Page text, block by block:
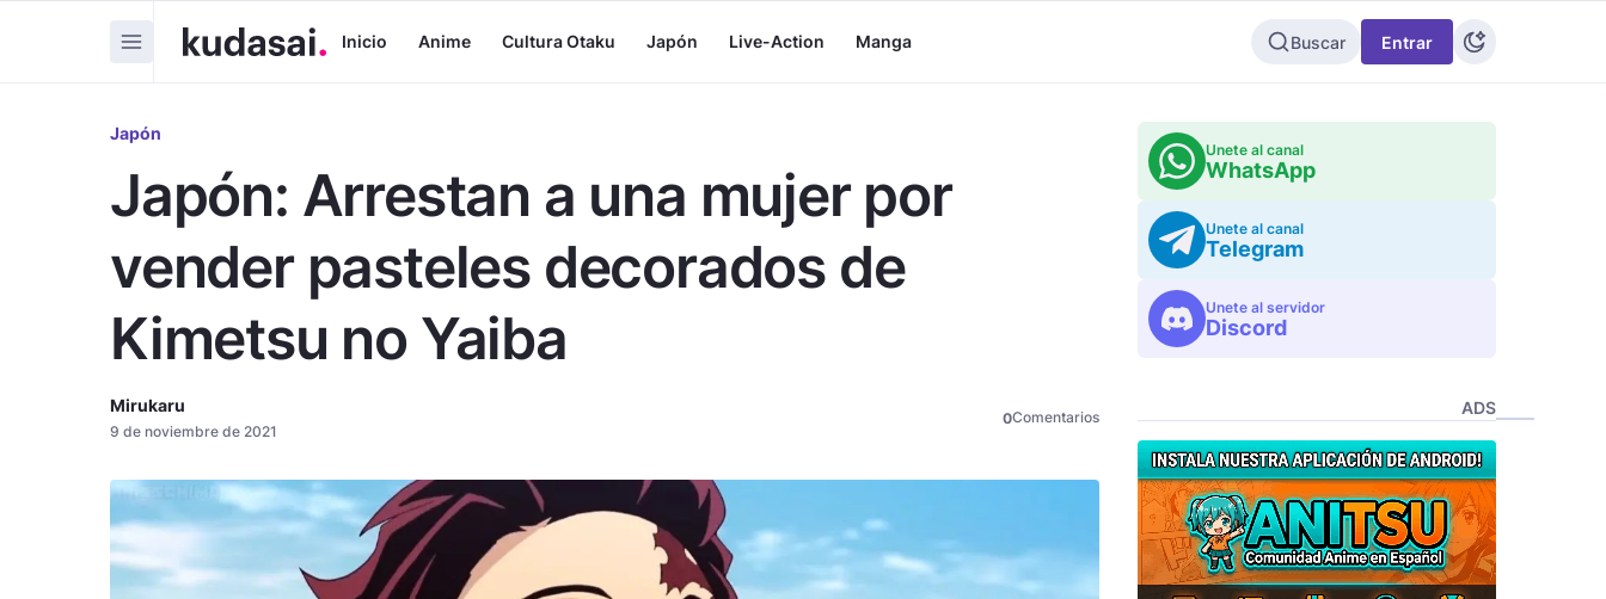
Inicio Anime Cultura Otaku Japón Live-Action Manga Buscar Entrar
Japón
Japón: Arrestan a una mujer por
vender pasteles decorados de
Kimetsu no Yaiba
Mirukaru
9 de noviembre de 2021
0Comentarios
Unete al canal
WhatsApp
Unete al canal
Telegram
Unete al servidor
Discord
ADS